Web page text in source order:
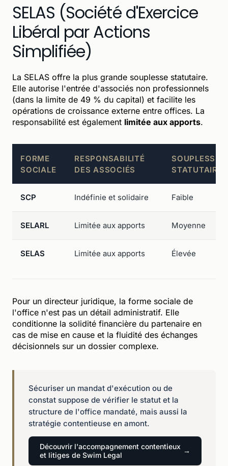
SELAS (Société d'Exercice
Libéral par Actions
Simplifiée)
La SELAS offre la plus grande souplesse statutaire.
Elle autorise l'entrée d'associés non professionnels
(dans la limite de 49 % du capital) et facilite les
opérations de croissance externe entre offices. La
responsabilité est également limitée aux apports.
FORME
SOCIALE
RESPONSABILITÉ
DES ASSOCIÉS
SOUPLESSE
STATUTAIRE
SCP Indéfinie et solidaire Faible
SELARL Limitée aux apports Moyenne
SELAS Limitée aux apports Élevée
Pour un directeur juridique, la forme sociale de
l'office n'est pas un détail administratif. Elle
conditionne la solidité financière du partenaire en
cas de mise en cause et la fluidité des échanges
décisionnels sur un dossier complexe.
Sécuriser un mandat d'exécution ou de
constat suppose de vérifier le statut et la
structure de l'office mandaté, mais aussi la
stratégie contentieuse en amont.
Découvrir l'accompagnement contentieux
et litiges de Swim Legal